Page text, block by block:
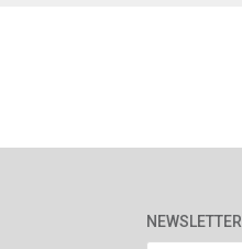
NEWSLETTER